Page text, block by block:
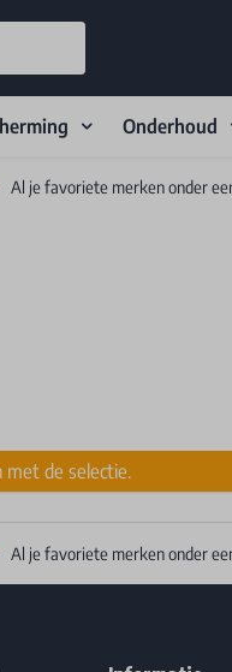
Onderhoud
Al je favoriete merken onder
met de selectie.
Al je favoriete merken onder